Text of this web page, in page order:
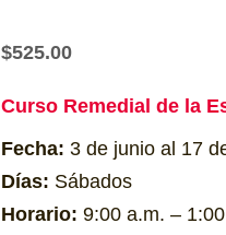
$525.00
Curso Remedial de la
Fecha: 3 de junio al 17
Días: Sábados
Horario: 9:00 a.m. –